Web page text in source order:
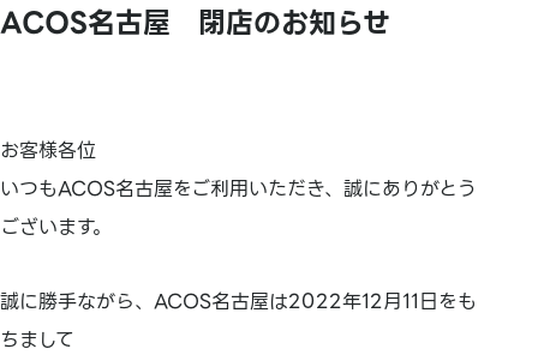
ACOS名古屋 閉店のお知らせ
お客様各位
いつもACOS名古屋をご利用いただき、誠にありがとう
ございます。
誠に勝手ながら、ACOS名古屋は2022年12月11日をも
ちまして